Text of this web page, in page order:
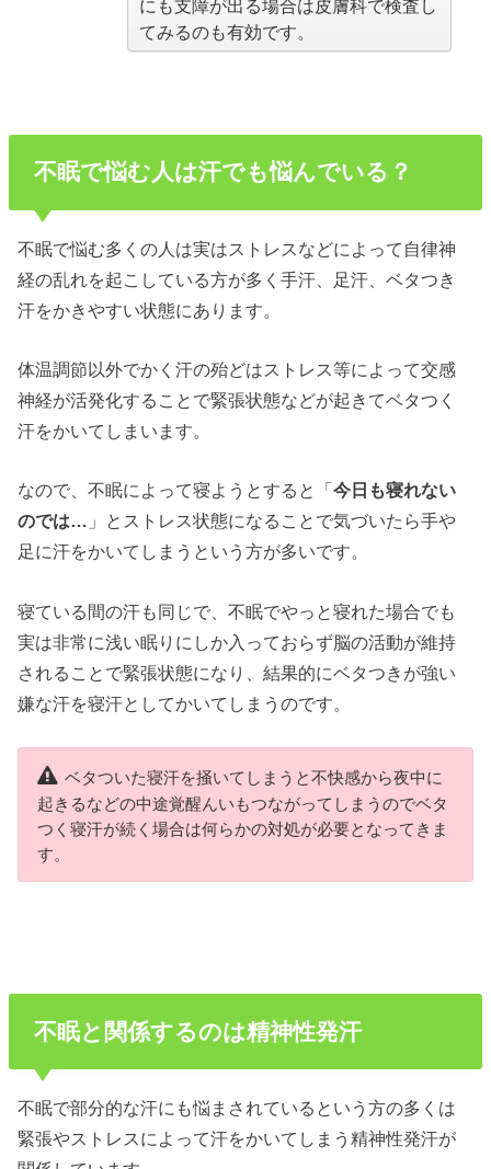
にも支障が出る場合は皮膚科で検査し
てみるのも有効です。
不眠で悩む人は汗でも悩んでいる？
不眠で悩む多くの人は実はストレスなどによって自律神
経の乱れを起こしている方が多く手汗、足汗、ベタつき
汗をかきやすい状態にあります。
体温調節以外でかく汗の殆どはストレス等によって交感
神経が活発化することで緊張状態などが起きてベタつく
汗をかいてしまいます。
なので、不眠によって寝ようとすると「今日も寝れない
のでは… 」とストレス状態になることで気づいたら手や
足に汗をかいてしまうという方が多いです。
寝ている間の汗も同じで、不眠でやっと寝れた場合でも
実は非常に浅い眠りにしか入っておらず脳の活動が維持
されることで緊張状態になり、結果的にベタつきが強い
嫌な汗を寝汗としてかいてしまうのです。
ベタついた寝汗を掻いてしまうと不快感から夜中に
起きるなどの中途覚醒んいもつながってしまうのでベタ
つく寝汗が続く場合は何らかの対処が必要となってきま
す。
不眠と関係するのは精神性発汗
不眠で部分的な汗にも悩まされているという方の多くは
緊張やストレスによって汗をかいてしまう精神性発汗が